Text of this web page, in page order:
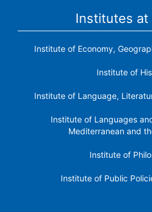
Institutes at
Institute of Economy,
Institute of
Institute of Language,
Institute of Languages
Mediterranean and
Institute of
Institute of Public